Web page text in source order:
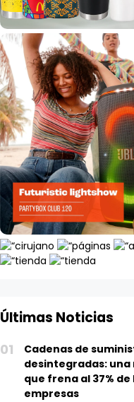
Últimas Noticias
01
Cadenas de
desintegradas: una
que frena al 37% de
empresas